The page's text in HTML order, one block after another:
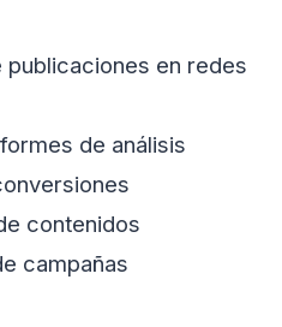
publicaciones en redes
de análisis
contenidos
campañas